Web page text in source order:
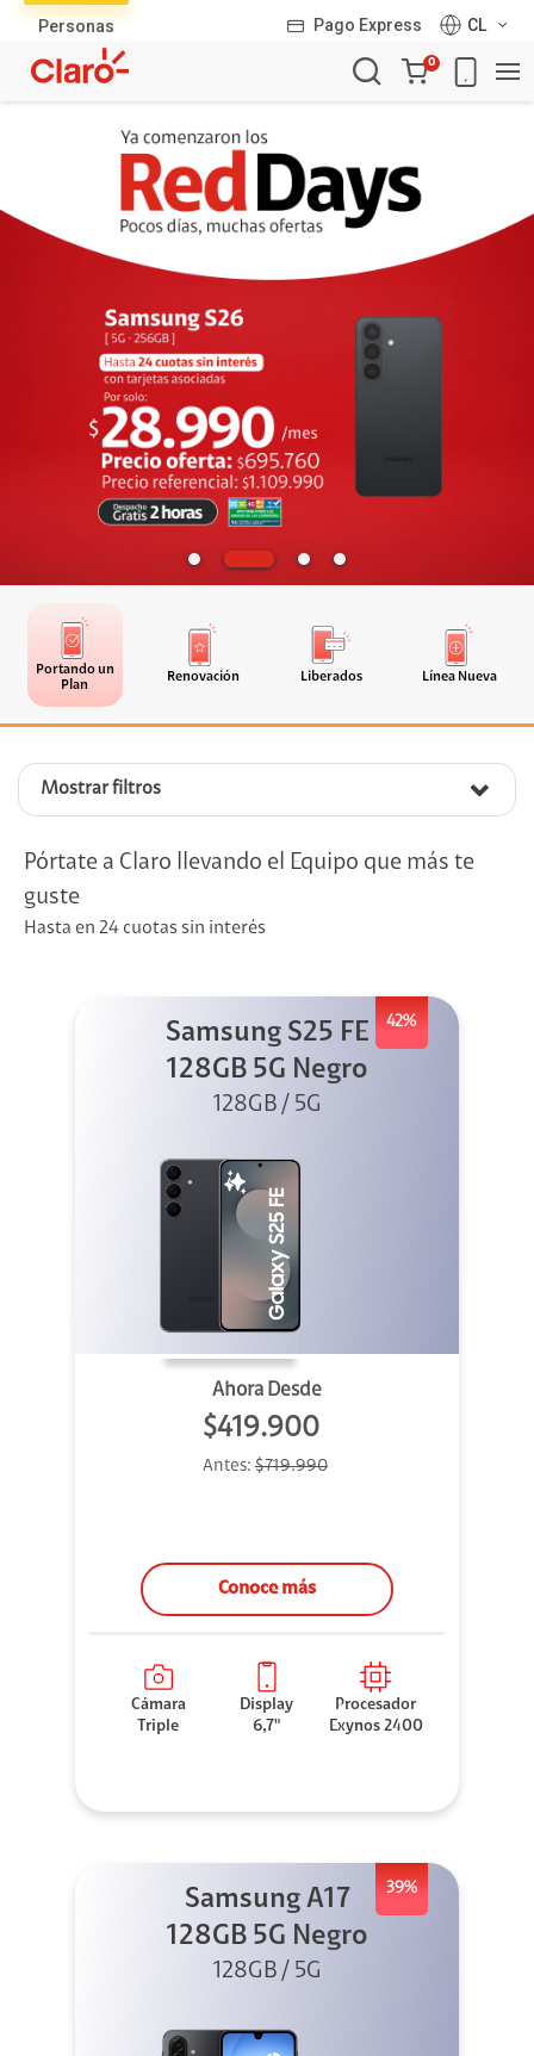
Personas Pago Express
CL
Carro
de
0
Portando un
Plan
Renovación Liberados Línea Nueva
Mostrar filtros
productos
Pórtate a Claro llevando el Equipo que más te
guste
Hasta en 24 cuotas sin interés
42%
Samsung S25 FE
128GB 5G Negro
128GB / 5G
Ahora Desde
$419.900
Antes: $719.990
Conoce más
Cámara
Triple
Display
6,7"
Procesador
Exynos 2400
39%
Samsung A17
128GB 5G Negro
128GB / 5G